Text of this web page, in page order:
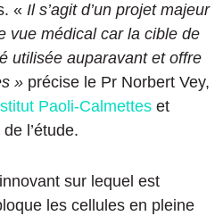
« Il s’agit d’un projet majeur
vue médical car la cible de
utilisée auparavant et offre
» précise le Pr Norbert Vey,
Paoli-Calmettes et
l’étude.
sur lequel est
les cellules en pleine